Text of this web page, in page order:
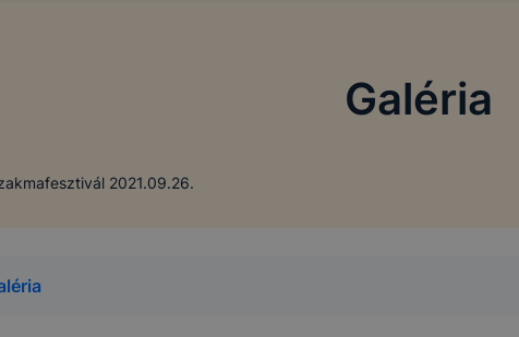
Galéria
2021.09.26.